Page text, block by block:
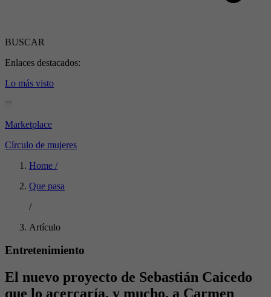
BUSCAR
Enlaces destacados:
Lo más visto
Marketplace
Círculo de mujeres
Home /
Que pasa
/
Artículo
Entretenimiento
El nuevo proyecto de Sebastián Caicedo
que lo acercaría, y mucho, a Carmen